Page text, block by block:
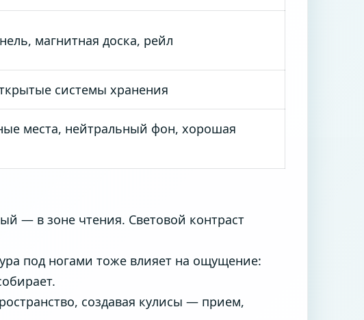
магнитная доска, рейл
системы хранения
места, нейтральный фон, хорошая
— в зоне чтения. Световой контраст
под ногами тоже влияет на ощущение:
создавая кулисы — прием,